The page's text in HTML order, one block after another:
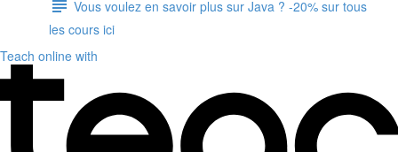
Vous voulez en savoir plus sur Java ? -20% sur tous
les cours ici
Teach online with